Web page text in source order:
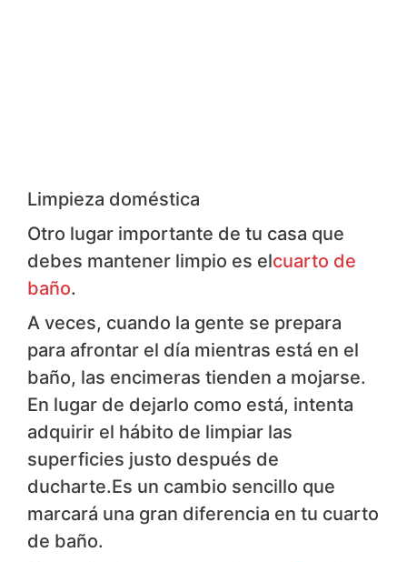
Limpieza doméstica
Otro lugar importante de tu casa que
debes mantener limpio es elcuarto de
baño.
A veces, cuando la gente se prepara
para afrontar el día mientras está en el
baño, las encimeras tienden a mojarse.
En lugar de dejarlo como está, intenta
adquirir el hábito de limpiar las
superficies justo después de
ducharte.Es un cambio sencillo que
marcará una gran diferencia en tu cuarto
de baño.